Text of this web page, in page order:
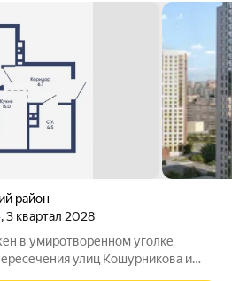
район
, 3 квартал 2028
в умиротворенном уголке
улиц Кошурникова и